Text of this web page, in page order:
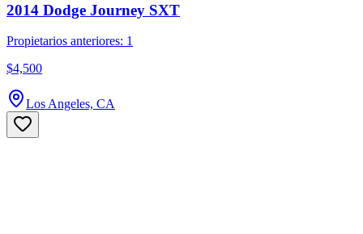
2014 Dodge Journey SXT
Propietarios anteriores: 1
$4,500
Los Angeles, CA